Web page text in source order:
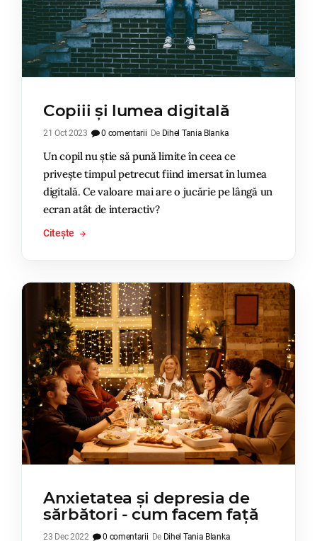
Copiii și lumea digitală
21 Oct 2023 0 comentarii De Dihel Tania Blanka
Un copil nu știe să pună limite în ceea ce
privește timpul petrecut fiind imersat în lumea
digitală. Ce valoare mai are o jucărie pe lângă un
ecran atât de interactiv?
Citește
Anxietatea și depresia de
sărbători - cum facem față
23 Dec 2022 0 comentarii De Dihel Tania Blanka